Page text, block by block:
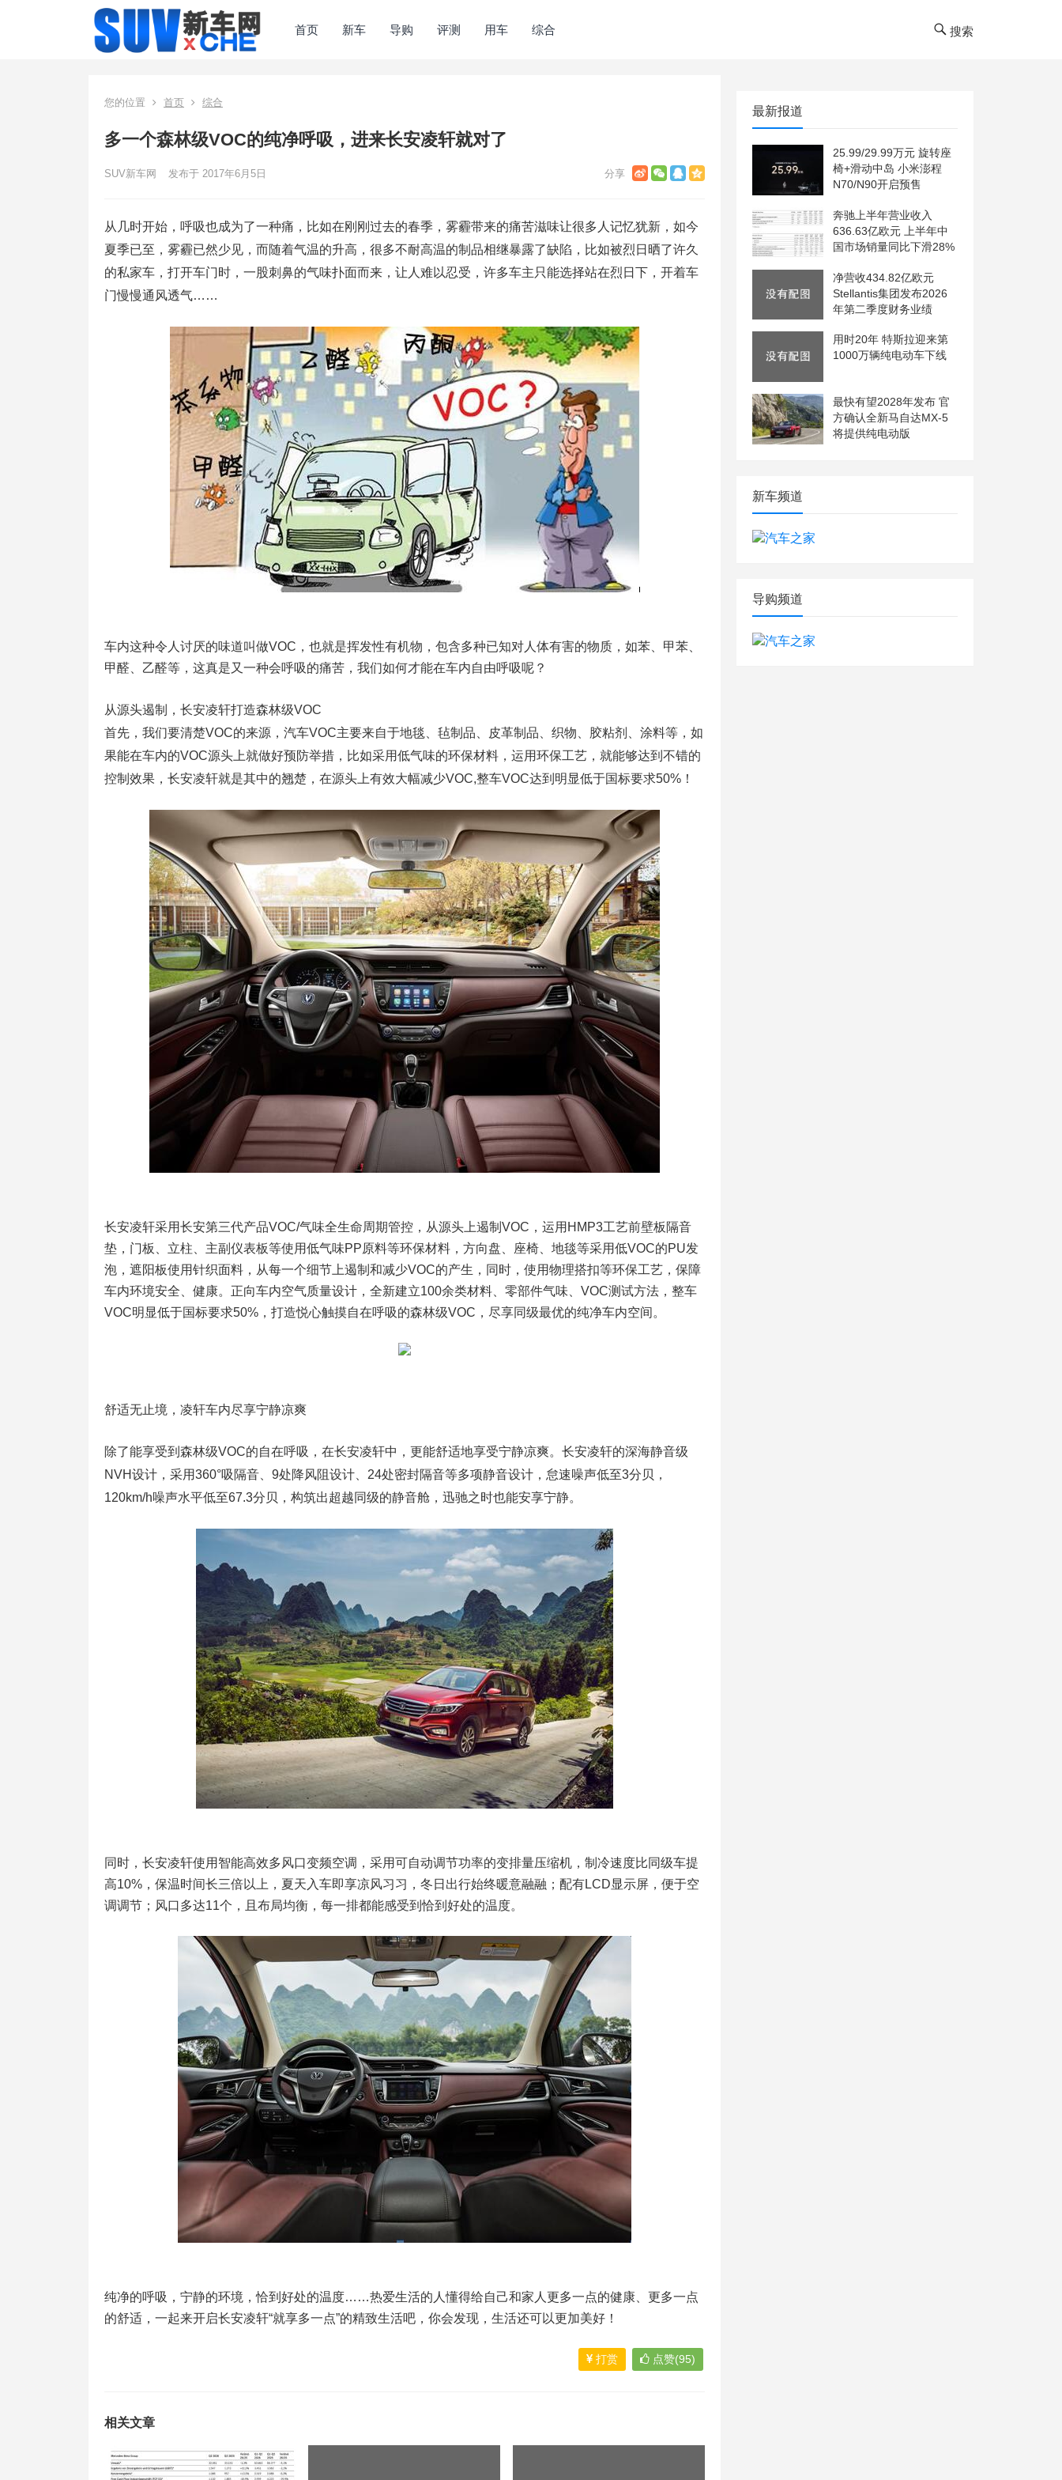
首页 新车 导购 评测 用车 综合 搜索
您的位置 首页 综合
多一个森林级VOC的纯净呼吸，进来长安凌轩就对了
SUV新车网 发布于 2017年6月5日
从几时开始，呼吸也成为了一种痛，比如在刚刚过去的春季，雾霾带来的痛苦滋味让很多人记忆犹新，如今
夏季已至，雾霾已然少见，而随着气温的升高，很多不耐高温的制品相继暴露了缺陷，比如被烈日晒了许久
的私家车，打开车门时，一股刺鼻的气味扑面而来，让人难以忍受，许多车主只能选择站在烈日下，开着车
门慢慢通风透气……
车内这种令人讨厌的味道叫做VOC，也就是挥发性有机物，包含多种已知对人体有害的物质，如苯、甲苯、
甲醛、乙醛等，这真是又一种会呼吸的痛苦，我们如何才能在车内自由呼吸呢？
从源头遏制，长安凌轩打造森林级VOC
首先，我们要清楚VOC的来源，汽车VOC主要来自于地毯、毡制品、皮革制品、织物、胶粘剂、涂料等，如
果能在车内的VOC源头上就做好预防举措，比如采用低气味的环保材料，运用环保工艺，就能够达到不错的
控制效果，长安凌轩就是其中的翘楚，在源头上有效大幅减少VOC,整车VOC达到明显低于国标要求50%！
长安凌轩采用长安第三代产品VOC/气味全生命周期管控，从源头上遏制VOC，运用HMP3工艺前壁板隔音
垫，门板、立柱、主副仪表板等使用低气味PP原料等环保材料，方向盘、座椅、地毯等采用低VOC的PU发
泡，遮阳板使用针织面料，从每一个细节上遏制和减少VOC的产生，同时，使用物理搭扣等环保工艺，保障
车内环境安全、健康。正向车内空气质量设计，全新建立100余类材料、零部件气味、VOC测试方法，整车
VOC明显低于国标要求50%，打造悦心触摸自在呼吸的森林级VOC，尽享同级最优的纯净车内空间。
舒适无止境，凌轩车内尽享宁静凉爽
除了能享受到森林级VOC的自在呼吸，在长安凌轩中，更能舒适地享受宁静凉爽。长安凌轩的深海静音级
NVH设计，采用360°吸隔音、9处降风阻设计、24处密封隔音等多项静音设计，怠速噪声低至3分贝，
120km/h噪声水平低至67.3分贝，构筑出超越同级的静音舱，迅驰之时也能安享宁静。
同时，长安凌轩使用智能高效多风口变频空调，采用可自动调节功率的变排量压缩机，制冷速度比同级车提
高10%，保温时间长三倍以上，夏天入车即享凉风习习，冬日出行始终暖意融融；配有LCD显示屏，便于空
调调节；风口多达11个，且布局均衡，每一排都能感受到恰到好处的温度。
纯净的呼吸，宁静的环境，恰到好处的温度……热爱生活的人懂得给自己和家人更多一点的健康、更多一点
的舒适，一起来开启长安凌轩“就享多一点”的精致生活吧，你会发现，生活还可以更加美好！
打赏 点赞(95)
相关文章
最新报道
25.99/29.99万元 旋转座
椅+滑动中岛 小米澎程
N70/N90开启预售
奔驰上半年营业收入
636.63亿欧元 上半年中
国市场销量同比下滑28%
净营收434.82亿欧元
Stellantis集团发布2026
年第二季度财务业绩
用时20年 特斯拉迎来第
1000万辆纯电动车下线
最快有望2028年发布 官
方确认全新马自达MX-5
将提供纯电动版
新车频道
导购频道